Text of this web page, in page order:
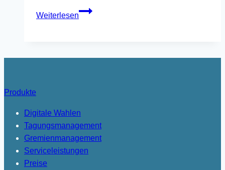
Weiterlesen
Papierlose
Wunschdenken
Produkte
Digitale Wahlen
Tagungsmanagement
Gremienmanagement
Serviceleistungen
Preise